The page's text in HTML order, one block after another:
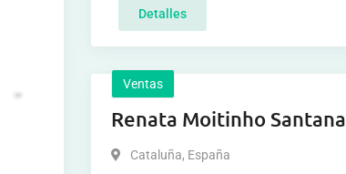
Detalles
Ventas
Renata Moitinho Santana
Cataluña, España